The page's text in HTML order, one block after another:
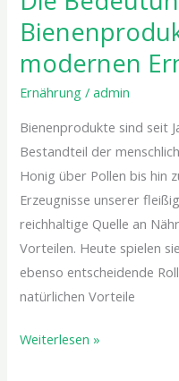
modernen
Ernährung /admin
Bienenprodukte sind seit
Bestandteil der
Honig über Pollen bis hin
Erzeugnisse unserer
reichhaltige Quelle an
Vorteilen. Heute spielen
ebenso entscheidende
natürlichen Vorteile
Weiterlesen »